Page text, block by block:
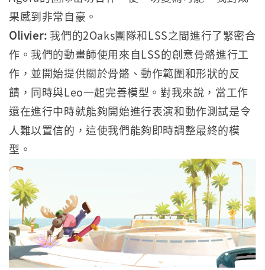
果感到非常自豪。
Olivier: 我們的2Oaks團隊和LSS之間進行了緊密合
作。我們的動畫師使用來自LSS的創意骨骼進行工
作，並開始提供關於骨骼、動作範圍和形狀的反
饋，同時與Leo一起完善模型。對我來說，當工作
還在進行中時就能夠開始進行表演和動作測試是令
人難以置信的，這使我們能夠即時調整最終的模
型。